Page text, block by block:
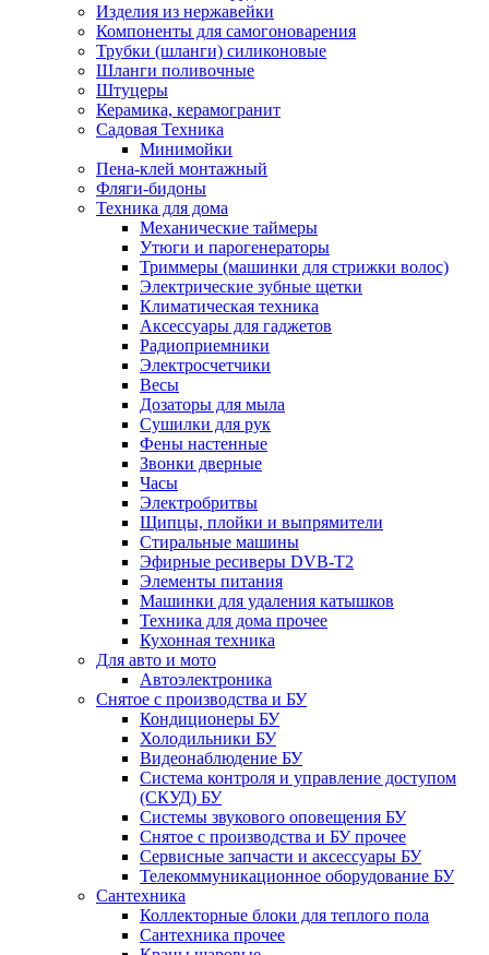
Изделия из нержавейки
Компоненты для самогоноварения
Трубки (шланги) силиконовые
Шланги поливочные
Штуцеры
Керамика, керамогранит
Садовая Техника
Минимойки
Пена-клей монтажный
Фляги-бидоны
Техника для дома
Механические таймеры
Утюги и парогенераторы
Триммеры (машинки для стрижки волос)
Электрические зубные щетки
Климатическая техника
Аксессуары для гаджетов
Радиоприемники
Электросчетчики
Весы
Дозаторы для мыла
Сушилки для рук
Фены настенные
Звонки дверные
Часы
Электробритвы
Щипцы, плойки и выпрямители
Стиральные машины
Эфирные ресиверы DVB-T2
Элементы питания
Машинки для удаления катышков
Техника для дома прочее
Кухонная техника
Для авто и мото
Автоэлектроника
Снятое с производства и БУ
Кондиционеры БУ
Холодильники БУ
Видеонаблюдение БУ
Система контроля и управление доступом
(СКУД) БУ
Системы звукового оповещения БУ
Снятое с производства и БУ прочее
Сервисные запчасти и аксессуары БУ
Телекоммуникационное оборудование БУ
Сантехника
Коллекторные блоки для теплого пола
Сантехника прочее